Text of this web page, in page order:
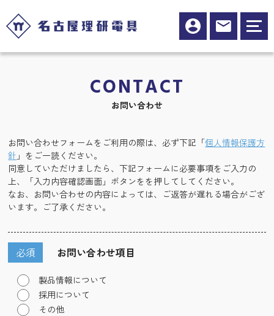
CONTACT
お問い合わせ
お問い合わせフォームをご利用の際は、必ず下記「個人情報保護方
針 」をご一読ください。
同意していただけましたら、下記フォームに必要事項をご入力の
上、「入力内容確認画面」ボタンをを押してしてください。
なお、お問い合わせの内容によっては、ご返答が遅れる場合がござ
います。ご了承ください。
お問い合わせ項目
必須
製品情報について
採用について
その他